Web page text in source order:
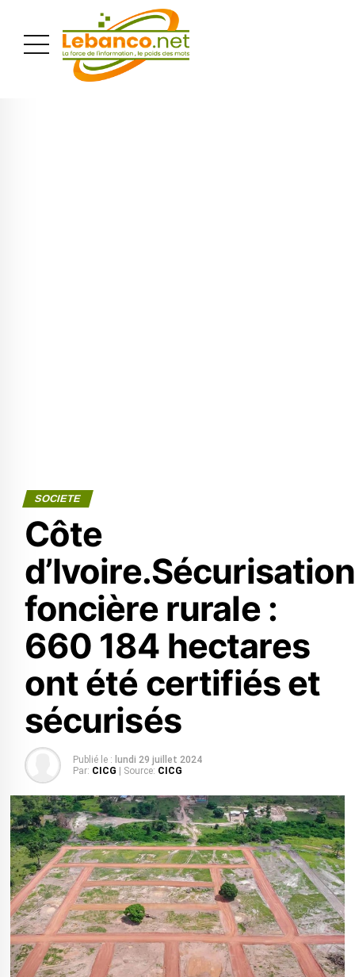
SOCIETE
Côte
d’Ivoire.Sécurisation
foncière rurale :
660 184 hectares
ont été certifiés et
sécurisés
Publié le : lundi 29 juillet 2024
Par: CICG | Source: CICG